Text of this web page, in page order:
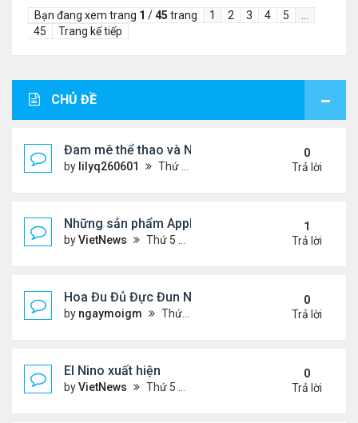
Bạn đang xem trang 1 /45 trang 1 2 3 4 5
45
Trang kế tiếp
CHỦ ĐỀ
Đam mê thể thao và Ngôn ngữ thiết kế: Góc nhìn
by lilyq260601 Thứ 4 Tháng 7 22, 2026 7:13 pm
0
Trả lời
Những sản phẩm Apple có thể ra mắt ngày 8/3
byVietNews Thứ 5 Tháng 3 03, 2022 12:34 pm
1
Trả lời
Hoa Đu Đủ Đực Đun Nước Uống Với Những Tác
by ngaymoigm Thứ 5 Tháng 11 02, 2023 4:44 am
0
Trả lời
El Nino xuất hiện
byVietNews Thứ 5 Tháng 6 15, 2023 10:42 am
0
Trả lời